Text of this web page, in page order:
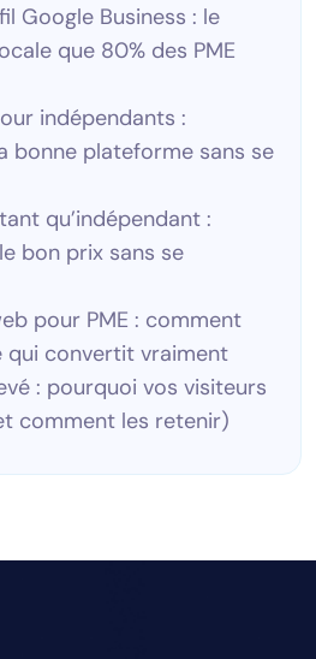
Google Business : le
que 80% des PME
indépendants :
bonne plateforme sans se
qu’indépendant :
bon prix sans se
pour PME : comment
qui convertit vraiment
: pourquoi vos visiteurs
comment les retenir)